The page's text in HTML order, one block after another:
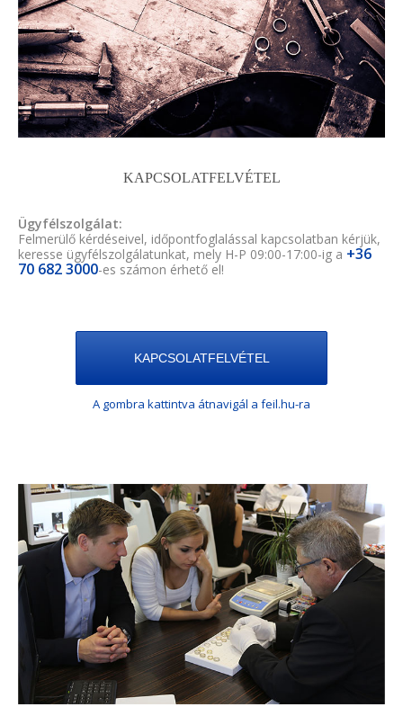
KAPCSOLATFELVÉTEL
Ügyfélszolgálat:
Felmerülő kérdéseivel, időpontfoglalással kapcsolatban kérjük,
keresse ügyfélszolgálatunkat, mely H-P 09:00-17:00-ig a +36
70 682 3000-es számon érhető el!
KAPCSOLATFELVÉTEL
A gombra kattintva átnavigál a feil.hu-ra